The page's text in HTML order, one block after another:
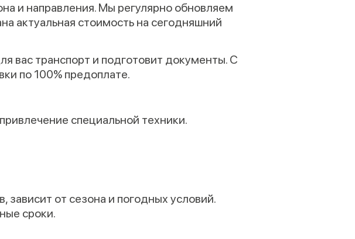
и направления. Мы регулярно обновляем
актуальная стоимость на сегодняшний
вас транспорт и подготовит документы. С
по 100% предоплате.
специальной техники.
зависит от сезона и погодных условий.
сроки.